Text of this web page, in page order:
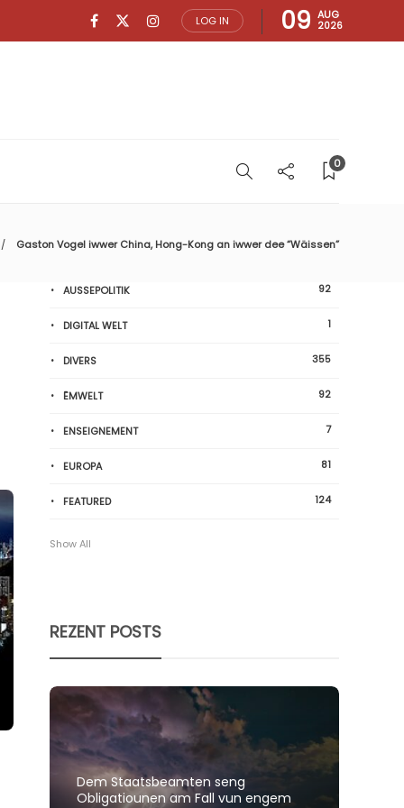
LOG IN 09 AUG
2026
0
Gaston Vogel iwwer China, Hong-Kong an iwwer dee “Wäissen”
AUSSEPOLITIK 92
DIGITAL WELT 1
DIVERS 355
ËMWELT 92
ENSEIGNEMENT 7
EUROPA 81
FEATURED 124
Show All
REZENT POSTS
Dem Staatsbeamten seng
Obligatiounen am Fall vun engem